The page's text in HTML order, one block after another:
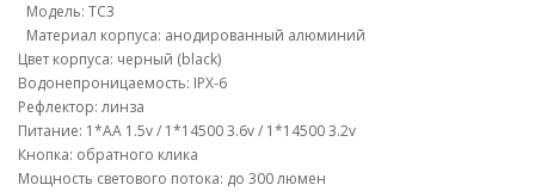
Модель: TC3
Материал корпуса: анодированный алюминий
Цвет корпуса: черный (black)
Водонепроницаемость: IPX-6
Рефлектор: линза
Питание: 1*AA 1.5v / 1*14500 3.6v / 1*14500 3.2v
Кнопка: обратного клика
Мощность светового потока: до 300 люмен